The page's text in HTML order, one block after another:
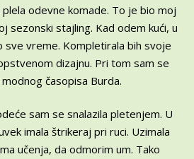
plela odevne komade. To je bio moj
sezonski stajling. Kad odem kući, u
sve vreme. Kompletirala bih svoje
dizajnu. Pri tom sam se
časopisa Burda.
sam se snalazila pletenjem. U
imala štrikeraj pri ruci. Uzimala
učenja, da odmorim um. Tako